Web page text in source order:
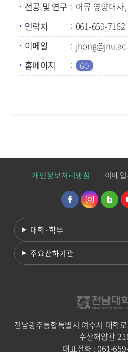
전공 및 연구
어류 영양대사
및 친환경 사
연락처
061-659-7162
이메일
홈페이지
개인정보처리방침 이메
대학·학부
주요산하기관
전남광주통합특별시 여수시 대학
수산해양관
대표전화 : 061-